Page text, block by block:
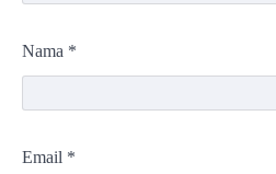
Nama *
Email *